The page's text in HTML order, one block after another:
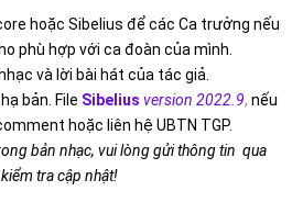
hoặc Sibelius để các Ca trưởng nếu
phù hợp với ca đoàn của mình.
và lời bài hát của tác giả.
bản. File Sibelius version 2022.9, nếu
hoặc liên hệ UBTN TGP.
bản nhạc, vui lòng gửi thông tin qua
tra cập nhật!